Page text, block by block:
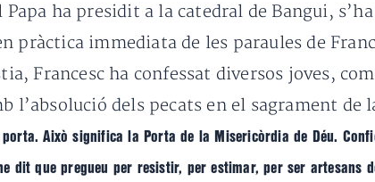
Papa ha presidit a la catedral de Bangui,
pràctica immediata de les paraules de
Francesc ha confessat diversos joves,
l’absolució dels pecats en el sagrament de
Això significa la Porta de la Misericòrdia de Déu.
dit que pregueu per resistir, per estimar, per ser artesans